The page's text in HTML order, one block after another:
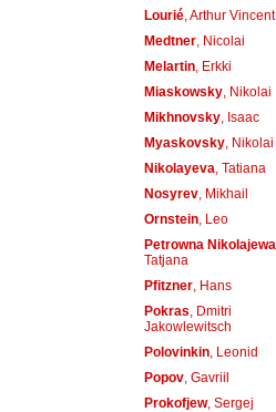
Lourié, Arthur Vincent
Medtner, Nicolai
Melartin, Erkki
Miaskowsky, Nikolai
Mikhnovsky, Isaac
Myaskovsky, Nikolai
Nikolayeva , Tatiana
Nosyrev, Mikhail
Ornstein, Leo
Petrowna Nikolajewa
Tatjana
Pfitzner, Hans
Pokras , Dmitri
Jakowlewitsch
Polovinkin, Leonid
Popov, Gavriil
Prokofjew, Sergej